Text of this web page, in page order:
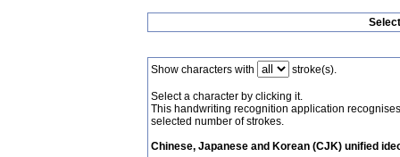
Show characters with stroke(s).
Select a character by clicking it.
This handwriting recognition application
selected number of strokes.
Chinese, Japanese and Korean (CJK) unified